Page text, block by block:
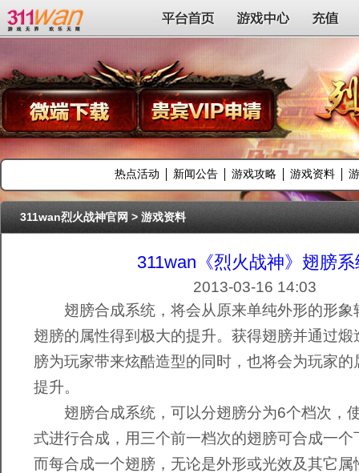
311wan平台 平台首页 游戏中心 充值
热点活动 新闻公告 游戏攻略 游戏资料
311wan烈火战神官网>游戏资料
311wan《烈火战神》翅膀系
2013-03-16 14:03
翅膀合成系统，将会从原来单纯外形的形象
翅膀的属性得到极大的提升。获得翅膀并通过
膀为玩家带来炫酷造型的同时，也将会为玩家
提升。
翅膀合成系统，可以分翅膀分为6个档次，
式进行合成，用三个前一档次的翅膀可合成一个
而每合成一个翅膀，无论是外形或光效及其它属